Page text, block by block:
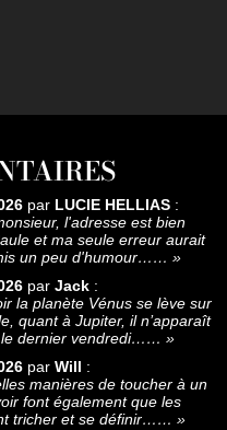
par LUCIE HELLIAS :
l'adresse est bien
et ma seule erreur aurait
un peu d'humour…… »
par Jack :
la planète Vénus se lève sur
quant à Jupiter, il n’apparaît
le dernier vendredi…… »
par Will :
manières de toucher à un
font également que les
tricher et se définir…… »